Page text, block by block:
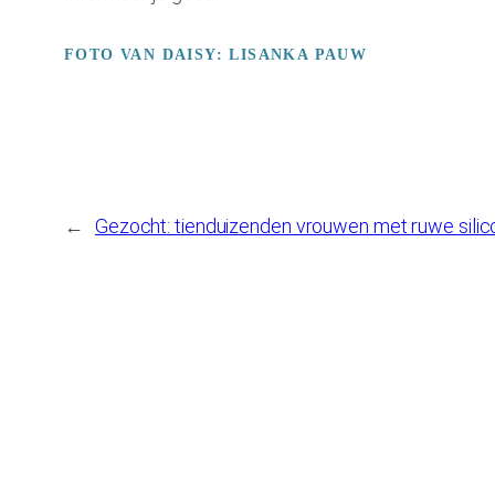
FOTO VAN DAISY: LISANKA PAUW
← Gezocht: tienduizenden vrouwen met ruwe